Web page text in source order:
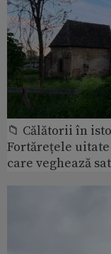
📁 Călătorii în
Fortărețele
care veghează